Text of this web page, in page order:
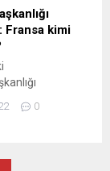
belki
diyen Prof.
Güzel’e göre,
sürpriz çıkması
Fransa kimi
ilk turuna ilişkin
göre, ikinci
en yüksek
sağcı Marine
0